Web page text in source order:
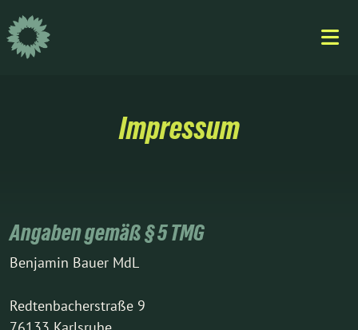
zum
Inhalt
Impressum
Angaben gemäß § 5 TMG
Benjamin Bauer MdL
Redtenbacherstraße 9